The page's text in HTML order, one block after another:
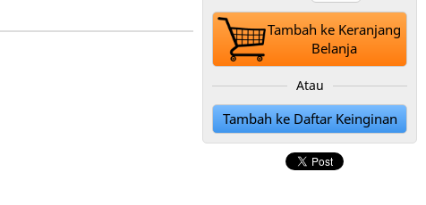
Tambah ke Keranjang
Belanja
Atau
Tambah ke Daftar Keinginan